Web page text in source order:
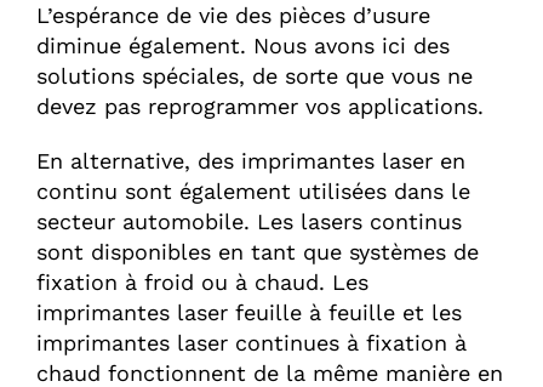
L’espérance de vie des pièces d’usure
diminue également. Nous avons ici des
solutions spéciales, de sorte que vous ne
devez pas reprogrammer vos applications.
En alternative, des imprimantes laser en
continu sont également utilisées dans le
secteur automobile. Les lasers continus
sont disponibles en tant que systèmes de
fixation à froid ou à chaud. Les
imprimantes laser feuille à feuille et les
imprimantes laser continues à fixation à
chaud fonctionnent de la même manière en